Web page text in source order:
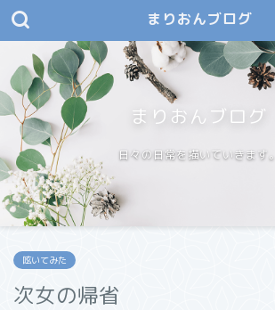
まりおんブログ
まりおんブログ
日々の日常を描いていきます。
呟いてみた
次女の帰省